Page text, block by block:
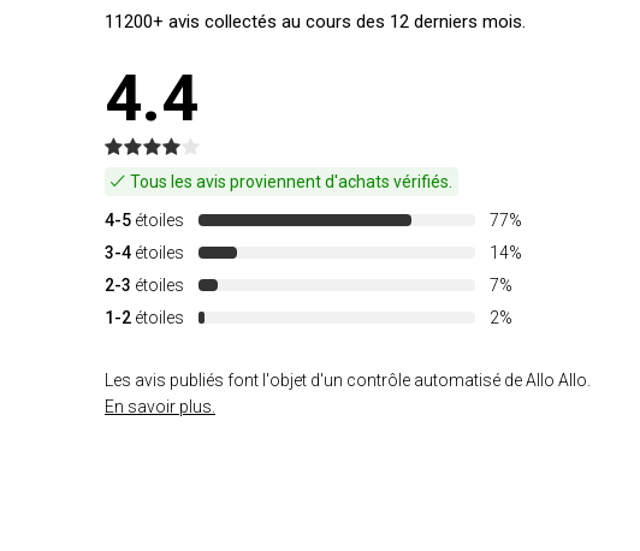
11200+ avis collectés au cours des 12 derniers mois.
4.4
Tous les avis proviennent d'achats vérifiés.
4-5 étoiles
77%
3-4 étoiles
14%
2-3 étoiles
7%
1-2 étoiles 2%
Les avis publiés font l'objet d'un contrôle automatisé de Allo Allo.
En savoir plus.